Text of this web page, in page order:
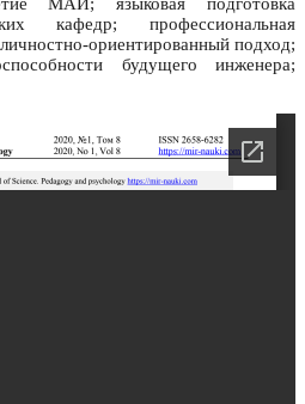
МАИ; языковая подготовка
кафедр; профессиональная
ориентированный подход;
будущего инженера;